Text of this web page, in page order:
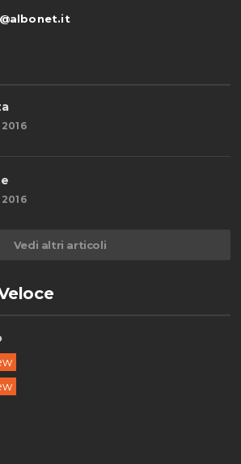
Vedi altri articoli